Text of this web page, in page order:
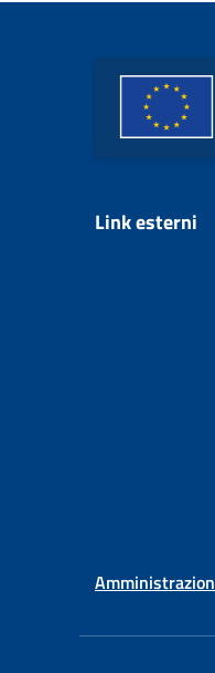
Link esterni